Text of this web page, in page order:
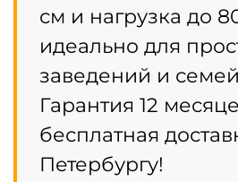
см и нагрузка до
идеально для
заведений и
Гарантия 12
бесплатная
Петербургу!